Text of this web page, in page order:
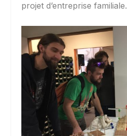
projet d’entreprise familiale.